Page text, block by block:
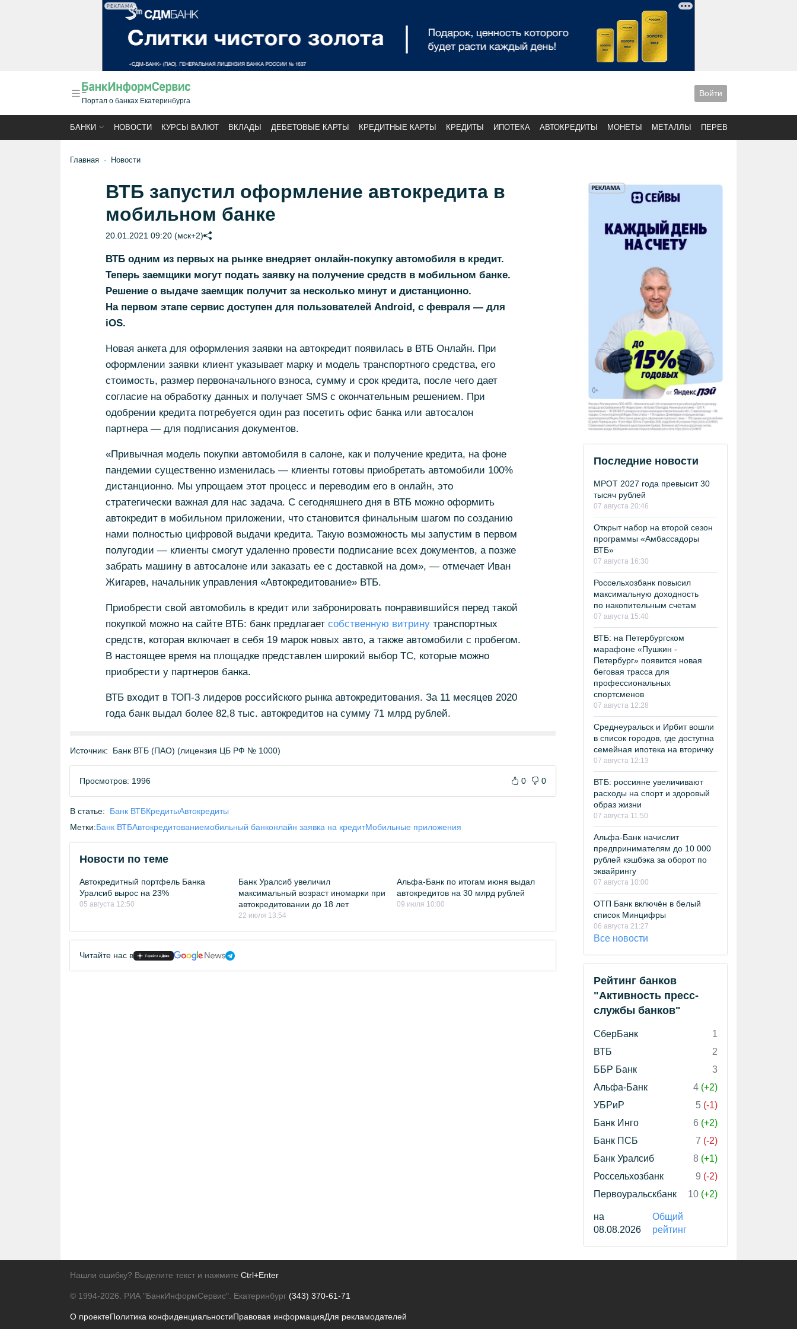
РЕКЛАМА
Портал о банках Екатеринбурга
Войти
БАНКИ НОВОСТИ КУРСЫ ВАЛЮТ ВКЛАДЫ ДЕБЕТОВЫЕ КАРТЫ КРЕДИТНЫЕ КАРТЫ КРЕДИТЫ ИПОТЕКА АВТОКРЕДИТЫ МОНЕТЫ МЕТАЛЛЫ ПЕРЕВОДЫ
Главная Новости
ВТБ запустил оформление автокредита в
мобильном банке
20.01.2021 09:20 (мск+2)
ВТБ одним из первых на рынке внедряет онлайн-покупку автомобиля в кредит.
Теперь заемщики могут подать заявку на получение средств в мобильном банке.
Решение о выдаче заемщик получит за несколько минут и дистанционно.
На первом этапе сервис доступен для пользователей Android, с февраля — для
iOS.
Новая анкета для оформления заявки на автокредит появилась в ВТБ Онлайн. При
оформлении заявки клиент указывает марку и модель транспортного средства, его
стоимость, размер первоначального взноса, сумму и срок кредита, после чего дает
согласие на обработку данных и получает SMS с окончательным решением. При
одобрении кредита потребуется один раз посетить офис банка или автосалон
партнера — для подписания документов.
«Привычная модель покупки автомобиля в салоне, как и получение кредита, на фоне
пандемии существенно изменилась — клиенты готовы приобретать автомобили 100%
дистанционно. Мы упрощаем этот процесс и переводим его в онлайн, это
стратегически важная для нас задача. С сегодняшнего дня в ВТБ можно оформить
автокредит в мобильном приложении, что становится финальным шагом по созданию
нами полностью цифровой выдачи кредита. Такую возможность мы запустим в первом
полугодии — клиенты смогут удаленно провести подписание всех документов, а позже
забрать машину в автосалоне или заказать ее с доставкой на дом», — отмечает Иван
Жигарев, начальник управления «Автокредитование» ВТБ.
Приобрести свой автомобиль в кредит или забронировать понравившийся перед такой
покупкой можно на сайте ВТБ: банк предлагает собственную витринутранспортных
средств, которая включает в себя 19 марок новых авто, а также автомобили с пробегом.
В настоящее время на площадке представлен широкий выбор ТС, которые можно
приобрести у партнеров банка.
ВТБ входит в ТОП-3 лидеров российского рынка автокредитования. За 11 месяцев 2020
года банк выдал более 82,8 тыс. автокредитов на сумму 71 млрд рублей.
Источник: Банк ВТБ (ПАО) (лицензия ЦБ РФ № 1000)
Просмотров: 1996 0 0
В статье: Банк ВТБКредитыАвтокредиты
Метки:Банк ВТБАвтокредитованиемобильный банконлайн заявка на кредитМобильные приложения
Новости по теме
Автокредитный портфель Банка
Уралсиб вырос на 23%
05 августа 12:50
Банк Уралсиб увеличил
максимальный возраст иномарки при
автокредитовании до 18 лет
22 июля 13:54
Альфа-Банк по итогам июня выдал
автокредитов на 30 млрд рублей
09 июля 10:00
Читайте нас в
Последние новости
МРОТ 2027 года превысит 30
тысяч рублей
07 августа 20:46
Открыт набор на второй сезон
программы «Амбассадоры
ВТБ»
07 августа 16:30
Россельхозбанк повысил
максимальную доходность
по накопительным счетам
07 августа 15:40
ВТБ: на Петербургском
марафоне «Пушкин -
Петербург» появится новая
беговая трасса для
профессиональных
спортсменов
07 августа 12:28
Среднеуральск и Ирбит вошли
в список городов, где доступна
семейная ипотека на вторичку
07 августа 12:13
ВТБ: россияне увеличивают
расходы на спорт и здоровый
образ жизни
07 августа 11:50
Альфа-Банк начислит
предпринимателям до 10 000
рублей кэшбэка за оборот по
эквайрингу
07 августа 10:00
ОТП Банк включён в белый
список Минцифры
06 августа 21:27
Все новости
Рейтинг банков
"Активность пресс-
службы банков"
СберБанк
1
ВТБ
2
ББР Банк
3
Альфа-Банк
4 (+2)
УБРиР
5 (-1)
Банк Инго
6 (+2)
Банк ПСБ
7 (-2)
Банк Уралсиб
8 (+1)
Россельхозбанк
9 (-2)
Первоуральскбанк
10 (+2)
на
08.08.2026
Общий
рейтинг
Нашли ошибку? Выделите текст и нажмите Ctrl+Enter
© 1994-2026. РИА "БанкИнформСервис". Екатеринбург (343) 370-61-71
О проектеПолитика конфиденциальностиПравовая информацияДля рекламодателей